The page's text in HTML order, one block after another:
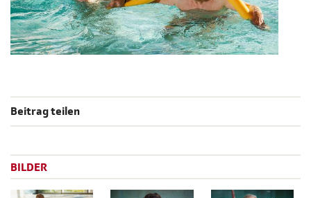
Beitrag teilen
BILDER